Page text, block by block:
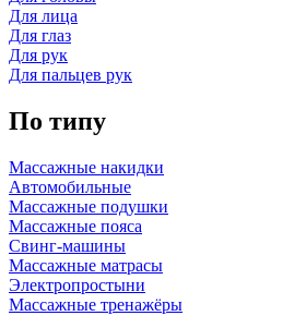
Для лица
Для глаз
Для рук
Для пальцев рук
По типу
Массажные накидки
Автомобильные
Массажные подушки
Массажные пояса
Свинг-машины
Массажные матрасы
Электропростыни
Массажные тренажёры